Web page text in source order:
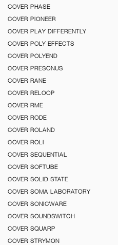
COVER PHASE
COVER PIONEER
COVER PLAY DIFFERENTLY
COVER POLY EFFECTS
COVER POLYEND
COVER PRESONUS
COVER RANE
COVER RELOOP
COVER RME
COVER RODE
COVER ROLAND
COVER ROLI
COVER SEQUENTIAL
COVER SOFTUBE
COVER SOLID STATE
COVER SOMA LABORATORY
COVER SONICWARE
COVER SOUNDSWITCH
COVER SQUARP
COVER STRYMON